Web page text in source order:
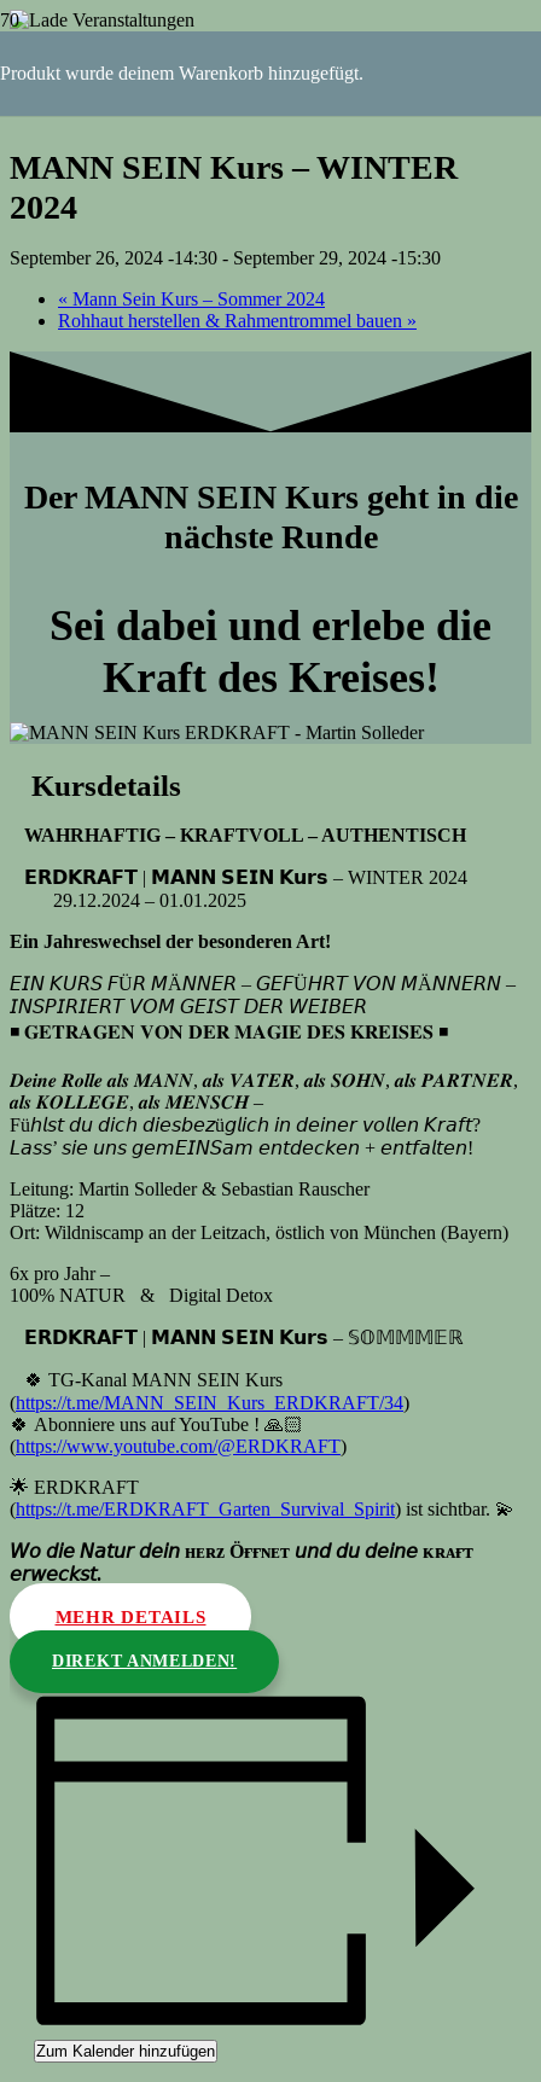
Produkt wurde deinem Warenkorb hinzugefügt.
MANN SEIN Kurs – WINTER
2024
September 26, 2024 -14:30 - September 29, 2024 -15:30
« Mann Sein Kurs – Sommer 2024
Rohhaut herstellen & Rahmentrommel bauen »
Der MANN SEIN Kurs geht in die
nächste Runde
Sei dabei und erlebe die
Kraft des Kreises!
⠀Kursdetails
⠀WAHRHAFTIG – KRAFTVOLL – AUTHENTISCH
⠀𝗘𝗥𝗗𝗞𝗥𝗔𝗙𝗧 | 𝗠𝗔𝗡𝗡 𝗦𝗘𝗜𝗡 𝗞𝘂𝗿𝘀 – WINTER 2024
⠀⠀⠀29.12.2024 – 01.01.2025
Ein Jahreswechsel der besonderen Art!
𝘌𝘐𝘕 𝘒𝘜𝘙𝘚 𝘍Ü𝘙 𝘔Ä𝘕𝘕𝘌𝘙 – 𝘎𝘌𝘍Ü𝘏𝘙𝘛 𝘝𝘖𝘕 𝘔Ä𝘕𝘕𝘌𝘙𝘕 –
𝘐𝘕𝘚𝘗𝘐𝘙𝘐𝘌𝘙𝘛 𝘝𝘖𝘔 𝘎𝘌𝘐𝘚𝘛 𝘋𝘌𝘙 𝘞𝘌𝘐𝘉𝘌𝘙
◾️ 𝐆𝐄𝐓𝐑𝐀𝐆𝐄𝐍 𝐕𝐎𝐍 𝐃𝐄𝐑 𝐌𝐀𝐆𝚰𝐄 𝐃𝐄𝐒 𝐊𝐑𝐄𝚰𝐒𝐄𝐒 ◾️
𝑫𝒆𝒊𝒏𝒆 𝑹𝒐𝒍𝒍𝒆 𝒂𝒍𝒔 𝑴𝑨𝑵𝑵, 𝒂𝒍𝒔 𝑽𝑨𝑻𝑬𝑹, 𝒂𝒍𝒔 𝑺𝑶𝑯𝑵, 𝒂𝒍𝒔 𝑷𝑨𝑹𝑻𝑵𝑬𝑹,
𝒂𝒍𝒔 𝑲𝑶𝑳𝑳𝑬𝑮𝑬, 𝒂𝒍𝒔 𝑴𝑬𝑵𝑺𝑪𝑯 –
Fü𝘩𝘭𝘴𝘵 𝘥𝘶 𝘥𝘪𝘤𝘩 𝘥𝘪𝘦𝘴𝘣𝘦𝘻ü𝘨𝘭𝘪𝘤𝘩 𝘪𝘯 𝘥𝘦𝘪𝘯𝘦𝘳 𝘷𝘰𝘭𝘭𝘦𝘯 𝘒𝘳𝘢𝘧𝘵?
𝘓𝘢𝘴𝘴’ 𝘴𝘪𝘦 𝘶𝘯𝘴 𝘨𝘦𝘮𝘌𝘐𝘕𝘚𝘢𝘮 𝘦𝘯𝘵𝘥𝘦𝘤𝘬𝘦𝘯 + 𝘦𝘯𝘵𝘧𝘢𝘭𝘵𝘦𝘯!
Leitung: Martin Solleder & Sebastian Rauscher
Plätze: 12
Ort: Wildniscamp an der Leitzach, östlich von München (Bayern)
6x pro Jahr –
100% NATUR & Digital Detox
⠀𝗘𝗥𝗗𝗞𝗥𝗔𝗙𝗧 | 𝗠𝗔𝗡𝗡 𝗦𝗘𝗜𝗡 𝗞𝘂𝗿𝘀 – 𝕊𝕆𝕄𝕄𝕄𝔼ℝ
⠀🍀 TG-Kanal MANN SEIN Kurs
(https://t.me/MANN_SEIN_Kurs_ERDKRAFT/34)⠀
🍀 Abonniere uns auf YouTube ! 🙏🏻
(https://www.youtube.com/@ERDKRAFT)
🌟 ERDKRAFT
(https://t.me/ERDKRAFT_Garten_Survival_Spirit) ist sichtbar. 💫
𝘞𝘰 𝘥𝘪𝘦 𝘕𝘢𝘵𝘶𝘳 𝘥𝘦𝘪𝘯 ʜᴇʀᴢ Öғғɴᴇᴛ 𝘶𝘯𝘥 𝘥𝘶 𝘥𝘦𝘪𝘯𝘦 ᴋʀᴀғᴛ
𝘦𝘳𝘸𝘦𝘤𝘬𝘴𝘵.
MEHR DETAILS
DIREKT ANMELDEN!
Zum Kalender hinzufügen